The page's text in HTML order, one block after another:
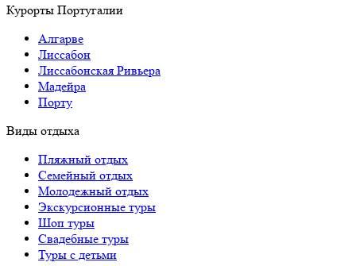
Курорты Португалии
Алгарве
Лиссабон
Лиссабонская Ривьера
Мадейра
Порту
Виды отдыха
Пляжный отдых
Семейный отдых
Молодежный отдых
Экскурсионные туры
Шоп туры
Свадебные туры
Туры с детьми